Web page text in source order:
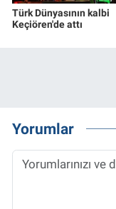
Türk Dünyasının kalbi
Keçiören'de attı
Yorumlar